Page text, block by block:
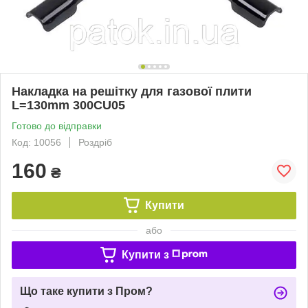
Накладка на решітку для газової плити
L=130mm 300CU05
Готово до відправки
Код: 10056
Роздріб
160 ₴
Купити
або
Купити з
Що таке купити з Пром?